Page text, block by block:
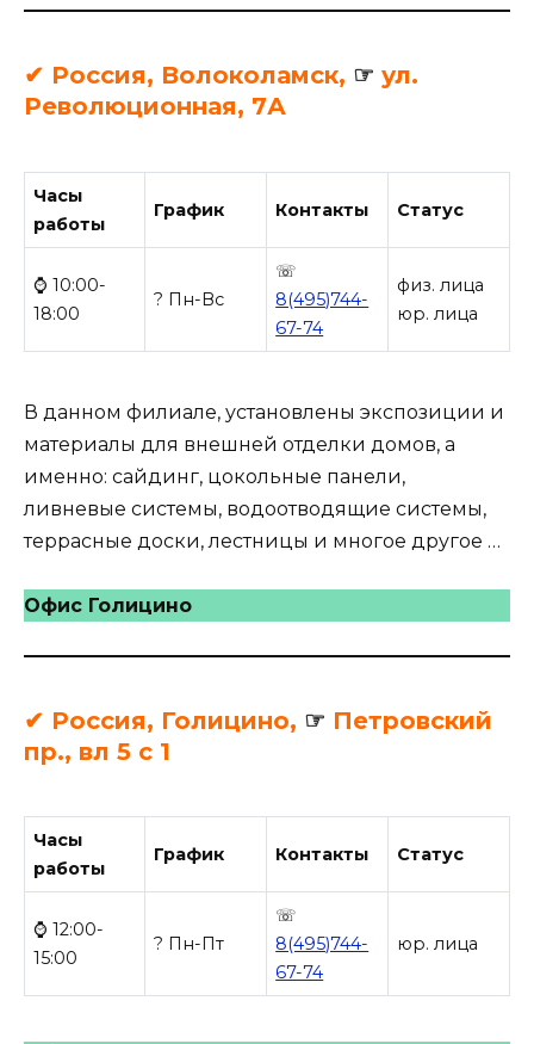
✔ Россия, Волоколамск, ☞ ул.
Революционная, 7А
Часы
работы
График Контакты Статус
⌚ 10:00-
18:00
? Пн-Вс
☏
8(495)744-
67-74
физ. лица
юр. лица
В данном филиале, установлены экспозиции и
материалы для внешней отделки домов, а
именно: сайдинг, цокольные панели,
ливневые системы, водоотводящие системы,
террасные доски, лестницы и многое другое …
Офис Голицино
✔ Россия, Голицино, ☞ Петровский
пр., вл 5 с 1
Часы
работы
График Контакты Статус
⌚ 12:00-
15:00
? Пн-Пт
☏
8(495)744-
67-74
юр. лица